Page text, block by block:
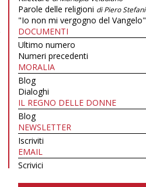
Parole delle religioni di Piero Stefani
"Io non mi vergogno del Vangelo"
DOCUMENTI
Ultimo numero
Numeri precedenti
MORALIA
Blog
Dialoghi
IL REGNO DELLE DONNE
Blog
NEWSLETTER
Iscriviti
EMAIL
Scrivici